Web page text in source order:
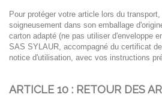
Pour protéger votre article lors du
soigneusement dans son emballage
carton adapté (ne pas utiliser d'enveloppe
SAS SYLAUR, accompagné du certificat de
notice d'utilisation, avec vos instructions
ARTICLE 10 : RETOUR DES